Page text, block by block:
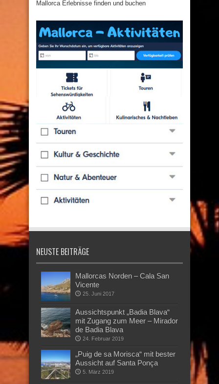
Mallorca Erlebnisse finden und buchen
NEUSTE BEITRÄGE
Mallorcas Norden – Cala San
Vicente
25. Juni 2017
Aussichtspunkt „Badia Blava“
mit Zugang zum Meer – Mirador
de Badia Blava
24. Februar 2019
„Puig de sa Morisca“ mit bester
Aussicht auf Santa Ponça
5. März 2019